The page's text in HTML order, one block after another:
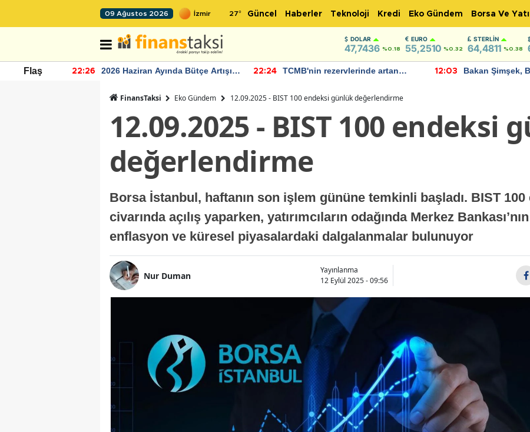
09 Ağustos 2026 27° Güncel Haberler Teknoloji Kredi Eko Gündem Borsa Ve
DOLAR
47,7436 %0.18
EURO
55,2510 %0.32
STERLIN
64,4811 %0.38
Flaş 22:26
2026 Haziran Ayında Bütçe Artışı
22:24
TCMB'nin rezervlerinde artan
12:03
Bakan Şimşek,
FinansTaksi Eko Gündem 12.09.2025 - BIST 100 endeksi günlük değerlendirme
12.09.2025 - BIST 100 endeksi
değerlendirme
Borsa İstanbul, haftanın son işlem gününe temkinli başladı. BIST 100
civarında açılış yaparken, yatırımcıların odağında Merkez
enflasyon ve küresel piyasalardaki dalgalanmalar bulunuyor
Nur Duman
Yayınlanma
12 Eylül 2025 - 09:56